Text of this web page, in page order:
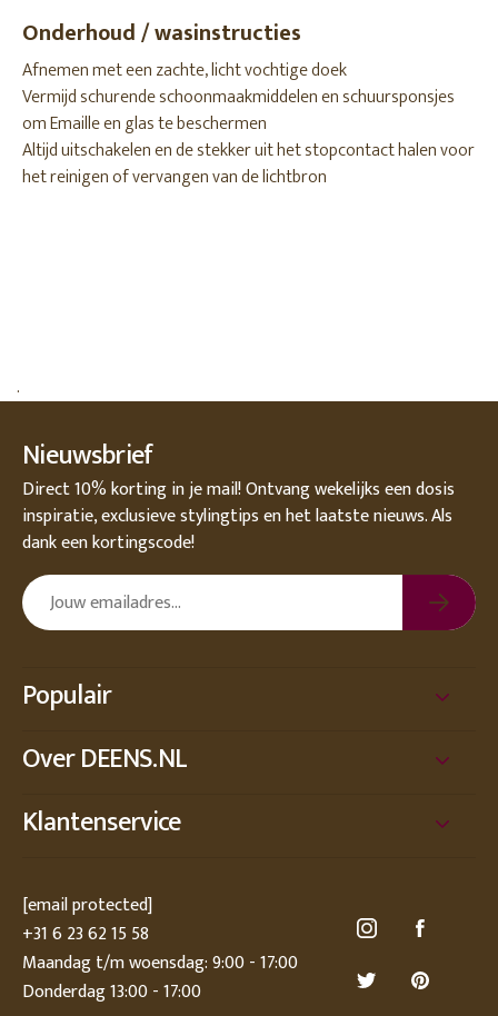
Onderhoud / wasinstructies
Afnemen met een zachte, licht vochtige doek
Vermijd schurende schoonmaakmiddelen en schuursponsjes
om Emaille en glas te beschermen
Altijd uitschakelen en de stekker uit het stopcontact halen voor
het reinigen of vervangen van de lichtbron
.
Nieuwsbrief
Direct 10% korting in je mail! Ontvang wekelijks een dosis
inspiratie, exclusieve stylingtips en het laatste nieuws. Als
dank een kortingscode!
Populair
Over DEENS.NL
Klantenservice
[email protected]
+31 6 23 62 15 58
Maandag t/m woensdag: 9:00 - 17:00
Donderdag 13:00 - 17:00